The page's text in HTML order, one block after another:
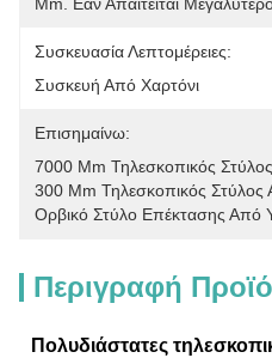
Συσκευασία Λεπτομέρειες:
Συσκευή Από Χαρτόνι
Επισημαίνω:
7000 Mm Τηλεσκοπικός
300 Mm Τηλεσκοπικός Στύλος
Ορβικό Στύλο Επέκτασης Από
Περιγραφή
Πολυδιάστατες